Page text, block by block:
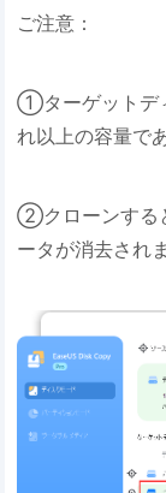
ご注意：
①ターゲットデ
れ以上の容量で
②クローンする
ータが消去され